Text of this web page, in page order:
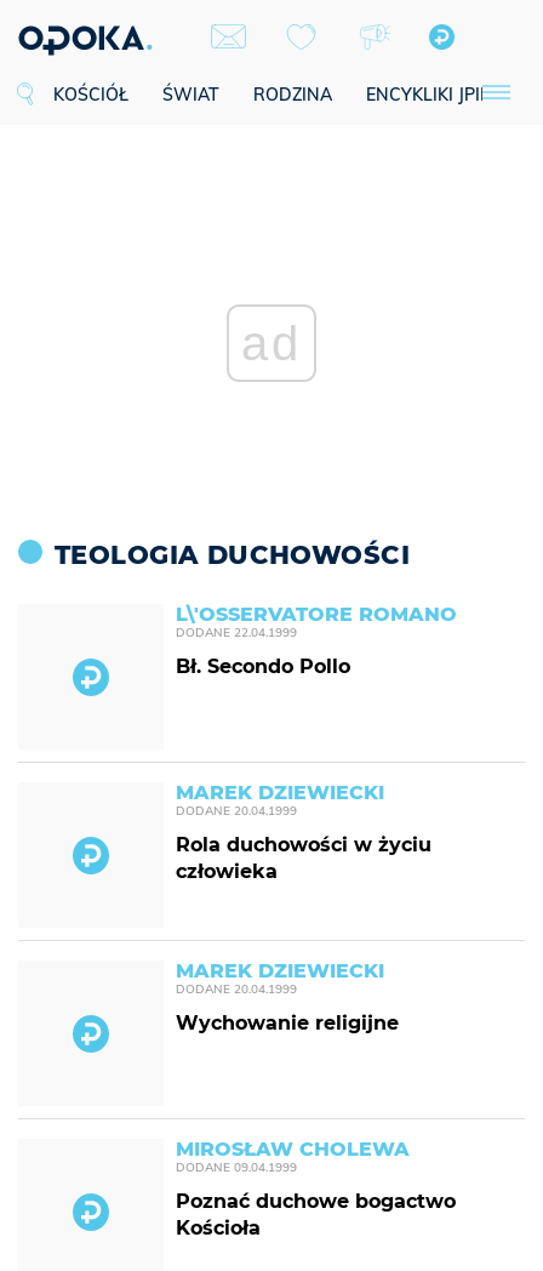
KOŚCIÓŁ ŚWIAT RODZINA ENCYKLIKI JPII
ad
TEOLOGIA DUCHOWOŚCI
L\'OSSERVATORE ROMANO
DODANE 22.04.1999
Bł. Secondo Pollo
MAREK DZIEWIECKI
DODANE 20.04.1999
Rola duchowości w życiu
człowieka
MAREK DZIEWIECKI
DODANE 20.04.1999
Wychowanie religijne
MIROSŁAW CHOLEWA
DODANE 09.04.1999
Poznać duchowe bogactwo
Kościoła